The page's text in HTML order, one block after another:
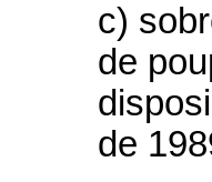
c)
de
de